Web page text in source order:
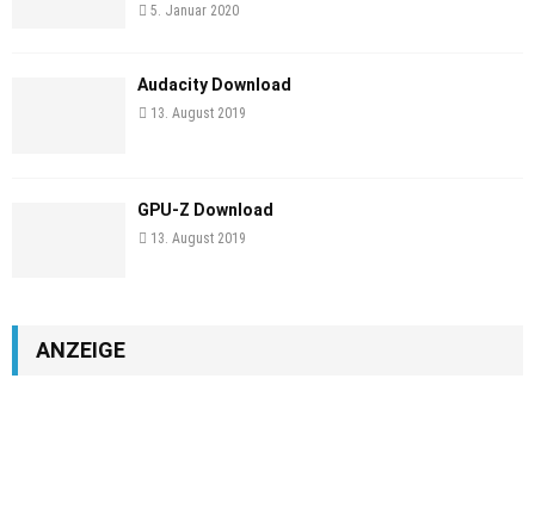
5. Januar 2020
Audacity Download
13. August 2019
GPU-Z Download
13. August 2019
ANZEIGE